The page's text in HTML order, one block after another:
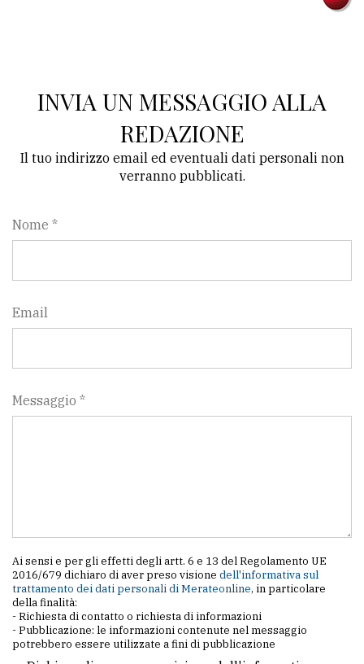
INVIA UN MESSAGGIO ALLA
REDAZIONE
Il tuo indirizzo email ed eventuali dati personali non
verranno pubblicati.
Nome *
Email
Messaggio *
Ai sensi e per gli effetti degli artt. 6 e 13 del Regolamento UE
2016/679 dichiaro di aver preso visione dell'informativa sul
trattamento dei dati personali di Merateonline, in particolare
della finalità:
- Richiesta di contatto o richiesta di informazioni
- Pubblicazione: le informazioni contenute nel messaggio
potrebbero essere utilizzate a fini di pubblicazione